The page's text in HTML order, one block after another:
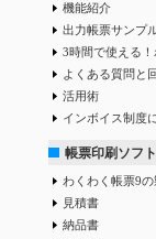
機能紹介
出力帳票サンプ
3時間で使える
よくある質問と
活用術
インボイス制度
帳票印刷ソフト
わくわく帳票9
見積書
納品書